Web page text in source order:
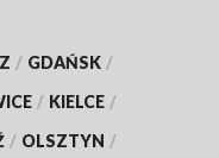
/ GDAŃSK /
/ KIELCE /
/ OLSZTYN /